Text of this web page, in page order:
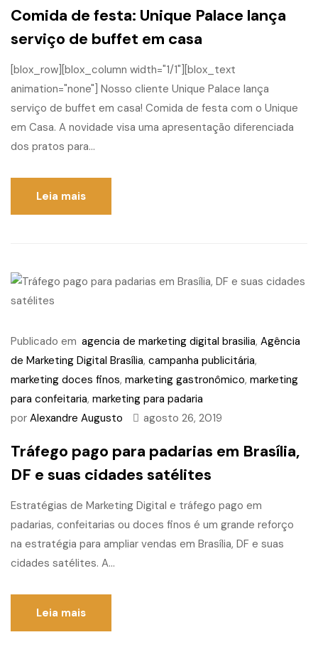
Comida de festa: Unique Palace lança
serviço de buffet em casa
[blox_row][blox_column width="1/1"][blox_text
animation="none"] Nosso cliente Unique Palace lança
serviço de buffet em casa! Comida de festa com o Unique
em Casa. A novidade visa uma apresentação diferenciada
dos pratos para...
Leia mais
Publicado em agencia de marketing digital brasilia, Agência
de Marketing Digital Brasília, campanha publicitária,
marketing doces finos, marketing gastronômico, marketing
para confeitaria, marketing para padaria
por Alexandre Augusto agosto 26, 2019
Tráfego pago para padarias em Brasília,
DF e suas cidades satélites
Estratégias de Marketing Digital e tráfego pago em
padarias, confeitarias ou doces finos é um grande reforço
na estratégia para ampliar vendas em Brasília, DF e suas
cidades satélites. A...
Leia mais